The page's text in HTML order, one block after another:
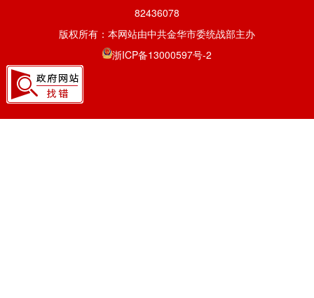
82436078
版权所有：本网站由中共金华市委统战部主办
浙ICP备13000597号-2